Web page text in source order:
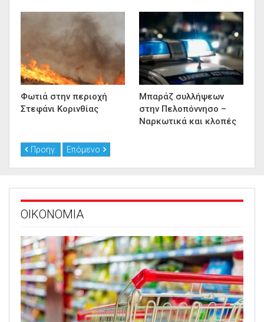
Φωτιά στην περιοχή
Στεφάνι Κορινθίας
Μπαράζ συλλήψεων
στην Πελοπόννησο –
Ναρκωτικά και κλοπές
Προηγ. Επόμενο
ΟΙΚΟΝΟΜΙΑ